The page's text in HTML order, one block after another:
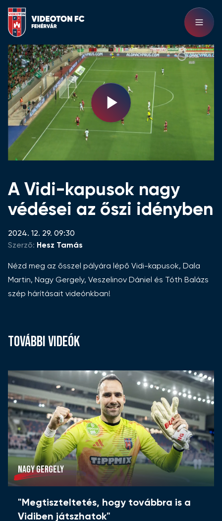
Play
Video
A Vidi-kapusok nagy
védései az őszi idényben
2024. 12. 29. 09:30
Szerző: Hesz Tamás
Nézd meg az ősszel pályára lépő Vidi-kapusok, Dala
Martin, Nagy Gergely, Veszelinov Dániel és Tóth Balázs
szép hárításait videónkban!
TOVÁBBI VIDEÓK
NAGY GERGELY
"Megtiszteltetés, hogy továbbra is a
Vidiben játszhatok"